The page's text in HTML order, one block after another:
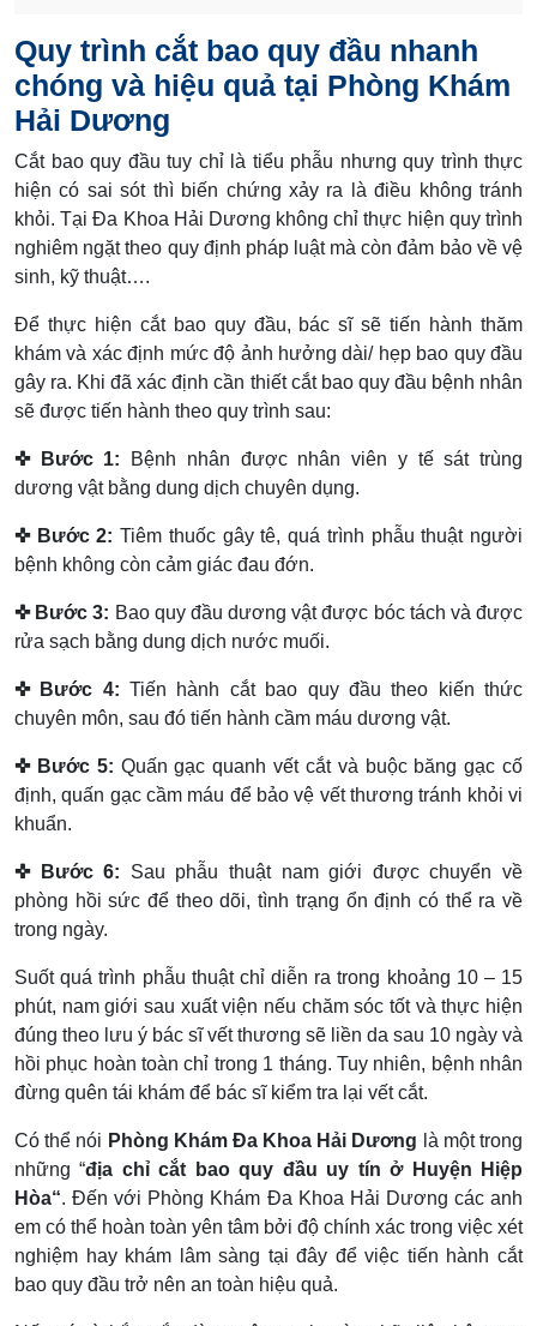
Quy trình cắt bao quy đầu nhanh
chóng và hiệu quả tại Phòng Khám
Hải Dương
Cắt bao quy đầu tuy chỉ là tiểu phẫu nhưng quy trình thực
hiện có sai sót thì biến chứng xảy ra là điều không tránh
khỏi. Tại Đa Khoa Hải Dương không chỉ thực hiện quy trình
nghiêm ngặt theo quy định pháp luật mà còn đảm bảo về vệ
sinh, kỹ thuật….
Để thực hiện cắt bao quy đầu, bác sĩ sẽ tiến hành thăm
khám và xác định mức độ ảnh hưởng dài/ hẹp bao quy đầu
gây ra. Khi đã xác định cần thiết cắt bao quy đầu bệnh nhân
sẽ được tiến hành theo quy trình sau:
✜ Bước 1: Bệnh nhân được nhân viên y tế sát trùng
dương vật bằng dung dịch chuyên dụng.
✜ Bước 2: Tiêm thuốc gây tê, quá trình phẫu thuật người
bệnh không còn cảm giác đau đớn.
✜ Bước 3: Bao quy đầu dương vật được bóc tách và được
rửa sạch bằng dung dịch nước muối.
✜ Bước 4: Tiến hành cắt bao quy đầu theo kiến thức
chuyên môn, sau đó tiến hành cầm máu dương vật.
✜ Bước 5: Quấn gạc quanh vết cắt và buộc băng gạc cố
định, quấn gạc cầm máu để bảo vệ vết thương tránh khỏi vi
khuẩn.
✜ Bước 6: Sau phẫu thuật nam giới được chuyển về
phòng hồi sức để theo dõi, tình trạng ổn định có thể ra về
trong ngày.
Suốt quá trình phẫu thuật chỉ diễn ra trong khoảng 10 – 15
phút, nam giới sau xuất viện nếu chăm sóc tốt và thực hiện
đúng theo lưu ý bác sĩ vết thương sẽ liền da sau 10 ngày và
hồi phục hoàn toàn chỉ trong 1 tháng. Tuy nhiên, bệnh nhân
đừng quên tái khám để bác sĩ kiểm tra lại vết cắt.
Có thể nói Phòng Khám Đa Khoa Hải Dương là một trong
những “địa chỉ cắt bao quy đầu uy tín ở Huyện Hiệp
Hòa“. Đến với Phòng Khám Đa Khoa Hải Dương các anh
em có thể hoàn toàn yên tâm bởi độ chính xác trong việc xét
nghiệm hay khám lâm sàng tại đây để việc tiến hành cắt
bao quy đầu trở nên an toàn hiệu quả.